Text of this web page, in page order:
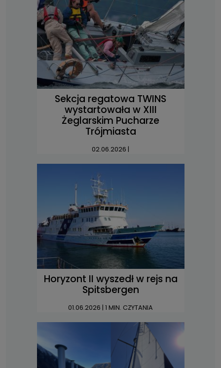
Sekcja regatowa TWINS
wystartowała w XIII
Żeglarskim Pucharze
Trójmiasta
02.06.2026 |
Horyzont II wyszedł w rejs na
Spitsbergen
01.06.2026 | 1 MIN. CZYTANIA